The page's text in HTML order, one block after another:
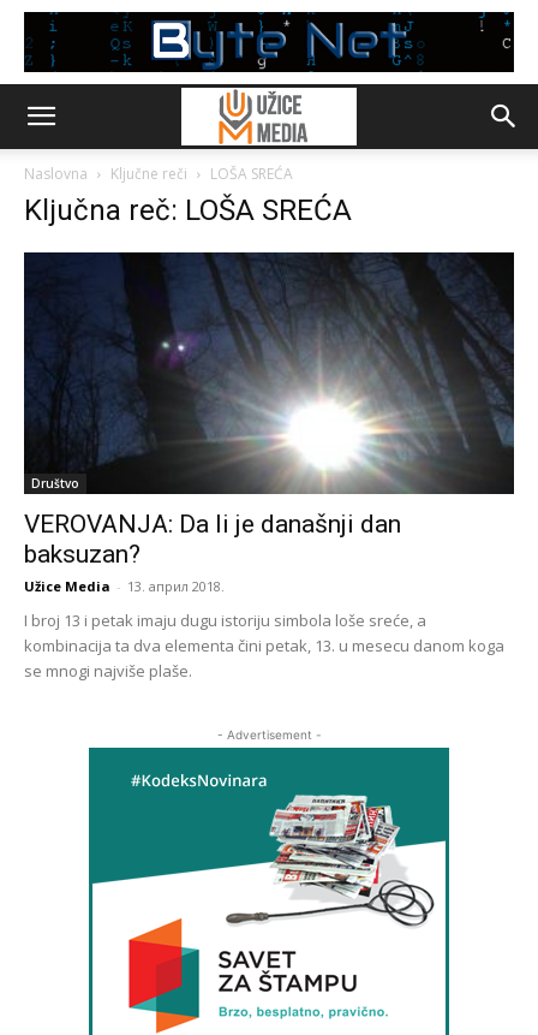
Naslovna Ključne reči LOŠA SREĆA
Ključna reč: LOŠA SREĆA
Društvo
VEROVANJA: Da li je današnji dan
baksuzan?
Užice Media - 13. април 2018.
I broj 13 i petak imaju dugu istoriju simbola loše sreće, a
kombinacija ta dva elementa čini petak, 13. u mesecu danom koga
se mnogi najviše plaše.
- Advertisement -